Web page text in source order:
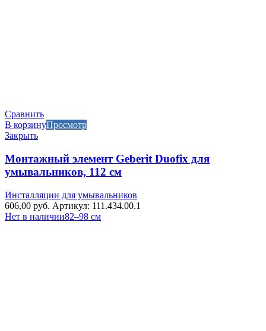
Сравнить
В корзинуПросмотр
Закрыть
Монтажный элемент Geberit Duofix для
умывальников, 112 см
Инсталляции для умывальников
606,00 руб. Артикул: 111.434.00.1
Нет в наличии82–98 см